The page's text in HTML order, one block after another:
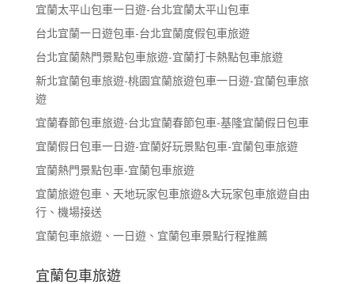
宜蘭太平山包車一日遊-台北宜蘭太平山包車
台北宜蘭一日遊包車-台北宜蘭度假包車旅遊
台北宜蘭熱門景點包車旅遊-宜蘭打卡熱點包車旅遊
新北宜蘭包車旅遊-桃園宜蘭旅遊包車一日遊-宜蘭包車旅
遊
宜蘭春節包車旅遊-台北宜蘭春節包車-基隆宜蘭假日包車
宜蘭假日包車一日遊-宜蘭好玩景點包車-宜蘭包車旅遊
宜蘭熱門景點包車-宜蘭包車旅遊
宜蘭旅遊包車、天地玩家包車旅遊&大玩家包車旅遊自由
行、機場接送
宜蘭包車旅遊、一日遊、宜蘭包車景點行程推薦
宜蘭包車旅遊